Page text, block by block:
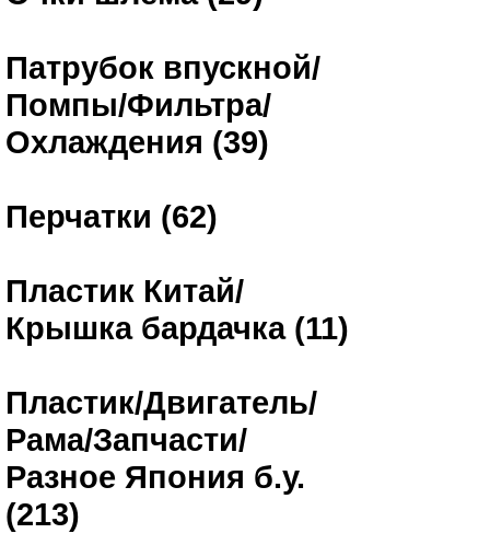
Патрубок впускной/
Помпы/Фильтра/
Охлаждения (39)
Перчатки (62)
Пластик Китай/
Крышка бардачка (11)
Пластик/Двигатель/
Рама/Запчасти/
Разное Япония б.у.
(213)